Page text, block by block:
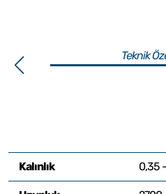
Teknik
Kalınlık 0,35